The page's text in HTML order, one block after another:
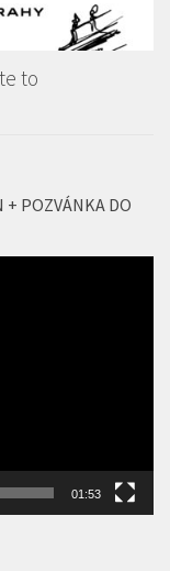
to
+ POZVÁNKA DO
01:53